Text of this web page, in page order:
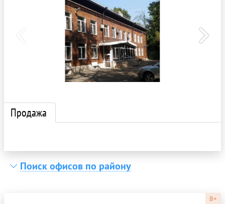
Продажа
Поиск офисов по району
B+